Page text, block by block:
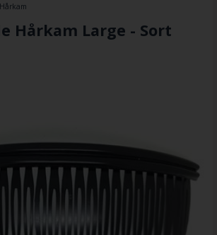
Hårkam
Hårkam Large - Sort